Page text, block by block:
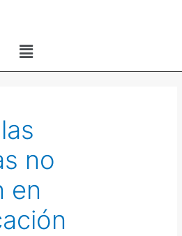
Menú
no
en